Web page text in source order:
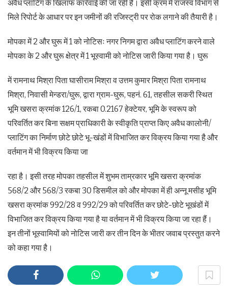
अवैध प्लाटिंग के खिलाफ कार्रवाई की जा रही है। इसी क्रम में राजस्व विभाग से
मिले रिपोर्ट के आधार पर इन जमीनों की रजिस्ट्री पर रोक लगाने की तैयारी है।
मोपका में 2 और घुरू में 1 को नोटिसः नगर निगम द्वारा अवैध प्लाटिंग करने वाले
मोपका के 2 और घुरू क्षेत्र में 1 भूस्वामी को नोटिस जारी किया गया है। घुरू
में रामनाथ मिश्रा पिता घासीराम मिश्रा व उत्तम कुमार मिश्रा पिता रामनाथ
मिश्रा, निवासी मेन्डरा/घुरू, द्वारा ग्राम-घुरू, पहनं. 61, तहसील सकरी स्थित
भूमि खसरा क्रमांक 126/1, रकबा 0.2167 हेक्टेयर, भूमि के स्वरूप को
परिवर्तित कर बिना सक्षम प्राधिकारी के स्वीकृति प्राप्त किए अवैध कालोनी/
प्लाटिंग का निर्माण छोटे छोटे भू-खंडों में विभाजित कर विक्रय किया गया है और
वर्तमान में भी विक्रय किया जा
रहा है। इसी तरह मोपका तहसील में शुभम ताम्रकार भूमि खसरा क्रमांक
568/2 और 568/3 रकबा 30 डिसमील को और मोपका में ही अन्नू मसीह भूमि
खसरा क्रमांक 992/28 व 992/29 को परिवर्तित कर छोटे-छोटे भूखंडों में
विभाजित कर विक्रय किया गया है या वर्तमान में भी विक्रय किया जा रहा हैं।
इन तीनों भूस्वामियों को नोटिस जारी कर तीन दिन के भीतर जवाब प्रस्तुत करने
को कहा गया है।